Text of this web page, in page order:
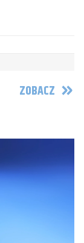
ZOBACZ